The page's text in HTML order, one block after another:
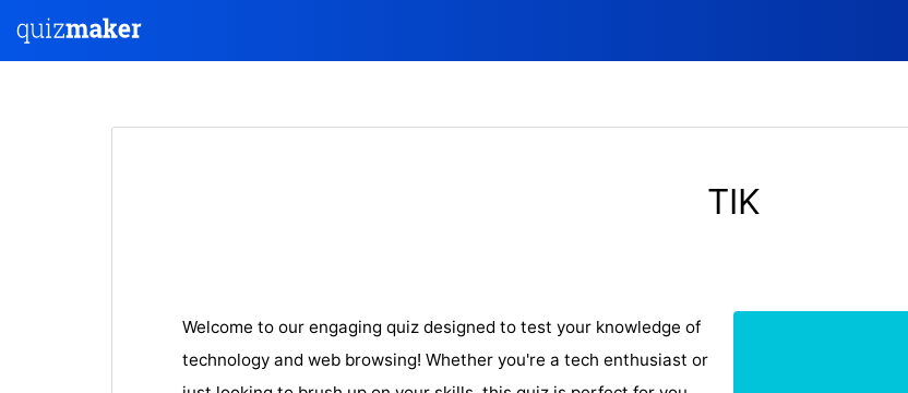
TIK
Welcome to our engaging quiz designed to test your knowledge of
technology and web browsing! Whether you're a tech enthusiast or